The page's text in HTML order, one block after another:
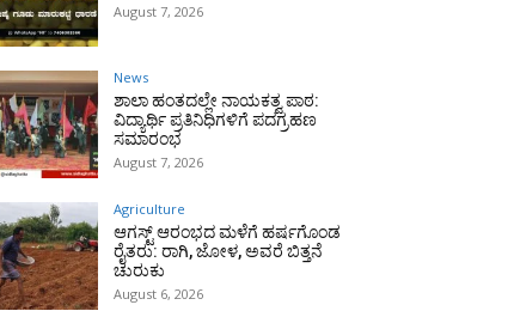
August 7, 2026
News
ಶಾಲಾ ಹಂತದಲ್ಲೇ ನಾಯಕತ್ವ ಪಾಠ:
ವಿದ್ಯಾರ್ಥಿ ಪ್ರತಿನಿಧಿಗಳಿಗೆ ಪದಗ್ರಹಣ
ಸಮಾರಂಭ
August 7, 2026
Agriculture
ಆಗಸ್ಟ್ ಆರಂಭದ ಮಳೆಗೆ ಹರ್ಷಗೊಂಡ
ರೈತರು: ರಾಗಿ, ಜೋಳ, ಅವರೆ ಬಿತ್ತನೆ
ಚುರುಕು
August 6, 2026